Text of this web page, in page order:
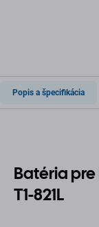
Popis a špecifikácia
Batéria
T1-821L